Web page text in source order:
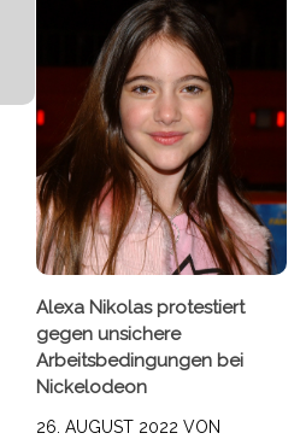
Alexa Nikolas protestiert
gegen unsichere
Arbeitsbedingungen bei
Nickelodeon
26. AUGUST 2022 VON